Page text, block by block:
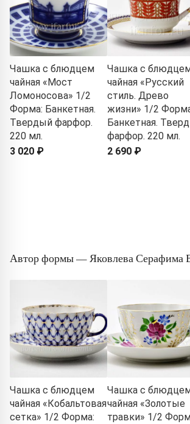
Чашка с блюдцем
чайная «Мост
Ломоносова» 1/2
Форма: Банкетная.
Твердый фарфор.
220 мл.
3 020 ₽
Чашка с
чайная «Русский
стиль. Древо
жизни» 1/2
Банкетная.
фарфор. 220 мл.
2 690 ₽
Автор формы — Яковлева Серафима
Чашка с блюдцем
чайная «Кобальтовая
сетка» 1/2 Форма:
Чашка с
чайная «Золотые
травки» 1/2